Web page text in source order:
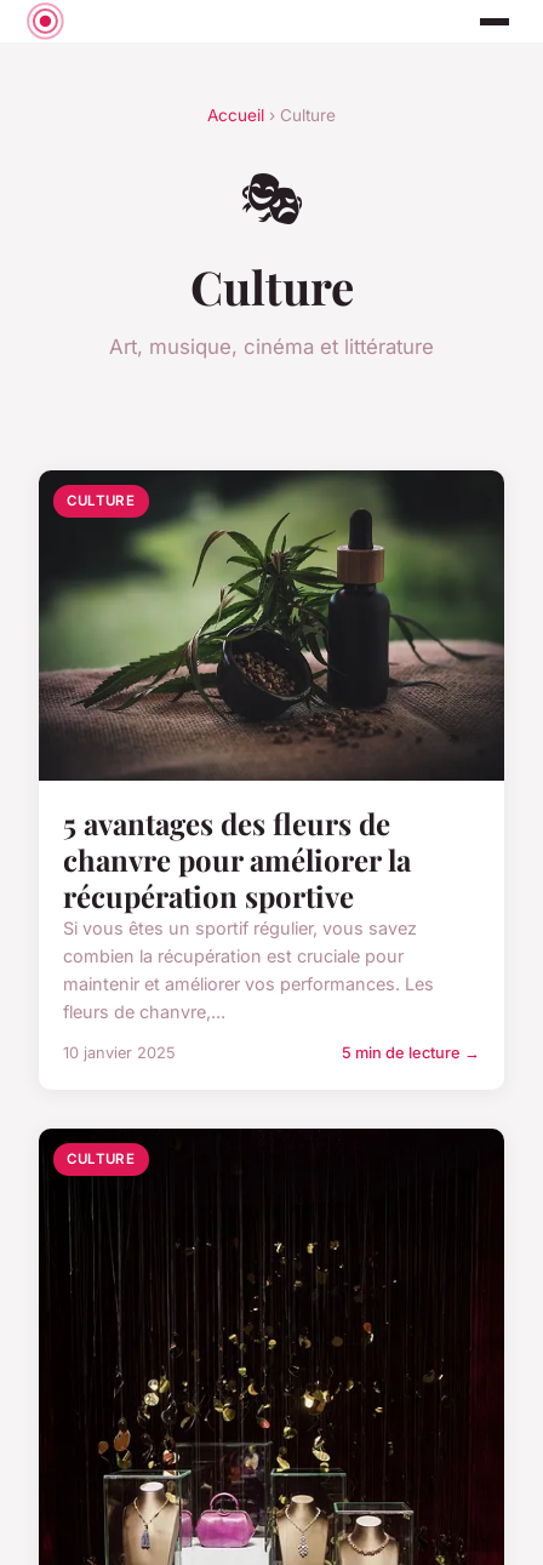
Accueil › Culture
🎭
Culture
Art, musique, cinéma et littérature
CULTURE
5 avantages des fleurs de
chanvre pour améliorer la
récupération sportive
Si vous êtes un sportif régulier, vous savez
combien la récupération est cruciale pour
maintenir et améliorer vos performances. Les
fleurs de chanvre,...
10 janvier 2025 5 min de lecture →
CULTURE